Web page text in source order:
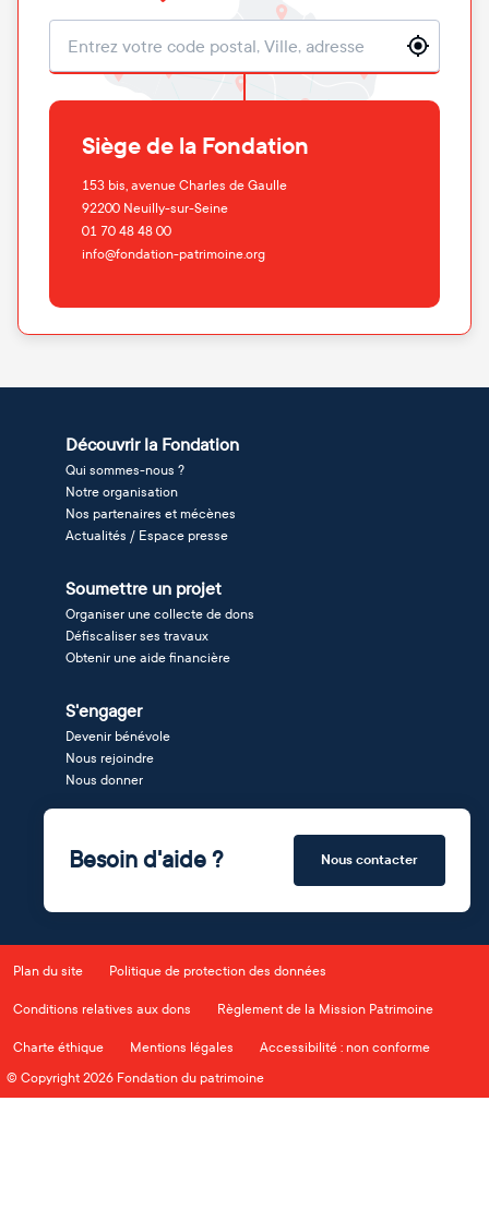
Localisation
Siège de la Fondation
153 bis, avenue Charles de Gaulle
92200 Neuilly-sur-Seine
01 70 48 48 00
info@fondation-patrimoine.org
Découvrir la Fondation
Qui sommes-nous ?
Notre organisation
Nos partenaires et mécènes
Actualités / Espace presse
Soumettre un projet
Organiser une collecte de dons
Défiscaliser ses travaux
Obtenir une aide financière
S'engager
Devenir bénévole
Nous rejoindre
Nous donner
Besoin d'aide ? Nous contacter
Plan du site Politique de protection des données
Conditions relatives aux dons Règlement de la Mission Patrimoine
Charte éthique Mentions légales
Accessibilité : non conforme
© Copyright 2026 Fondation du patrimoine